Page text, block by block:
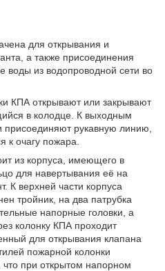
для открывания и
а также присоединения
воды из водопроводной сети во
КПА открывают или закрывают
в колодце. К выходным
присоединяют рукавную линию,
к очагу пожара.
из корпуса, имеющего в
для навертывания её на
К верхней части корпуса
тройник, на два патрубка
напорные головки, а
колонку КПА проходит
для открывания клапана
пожарной колонки
что при открытом напорном